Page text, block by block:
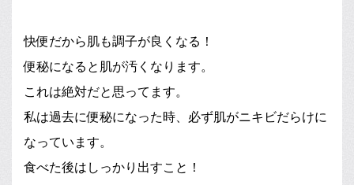
快便だから肌も調子が良くなる！
便秘になると肌が汚くなります。
これは絶対だと思ってます。
私は過去に便秘になった時、必ず肌がニキビだらけに
なっています。
食べた後はしっかり出すこと！